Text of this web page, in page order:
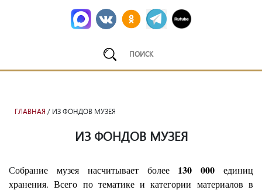
ГЛАВНАЯ / ИЗ ФОНДОВ МУЗЕЯ
ИЗ ФОНДОВ МУЗЕЯ
Собрание музея насчитывает более 130 000 единиц
хранения. Всего по тематике и категории материалов в